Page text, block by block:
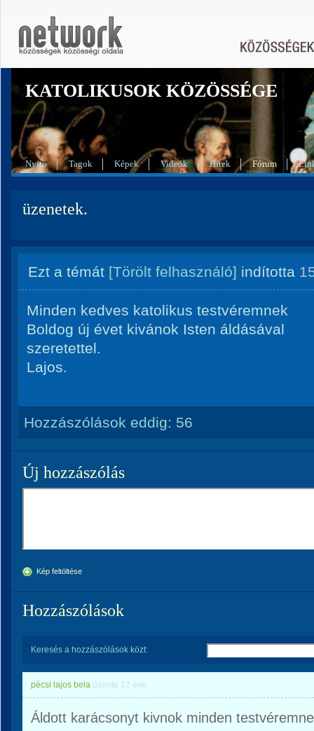
KATOLIKUSOK KÖZÖSSÉGE
Nyitó Tagok Képek Videók Hírek Fórum
üzenetek.
Ezt a témát [Törölt felhasználó] indította
Minden kedves katolikus testvéremnek
Boldog új évet kivánok Isten áldásával
szeretettel.
Lajos.
Hozzászólások eddig: 56
Új hozzászólás
Kép feltöltése
Hozzászólások
Keresés a hozzászólások közt:
pécsi lajos bela üzente 12 éve
Áldott karácsonyt kivnok minden